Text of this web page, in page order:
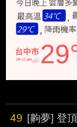
49 [齁夢] 登